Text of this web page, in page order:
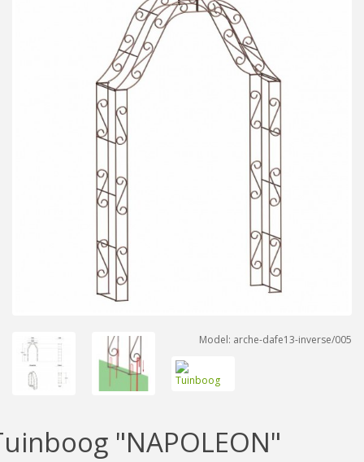
Model: arche-dafe13-inverse/005
"NAPOLEON"